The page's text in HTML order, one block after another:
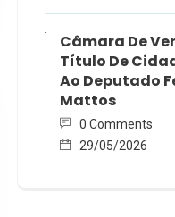
Câmara De
Título De
Ao Deputado
Mattos
0 Comments
29/05/2026